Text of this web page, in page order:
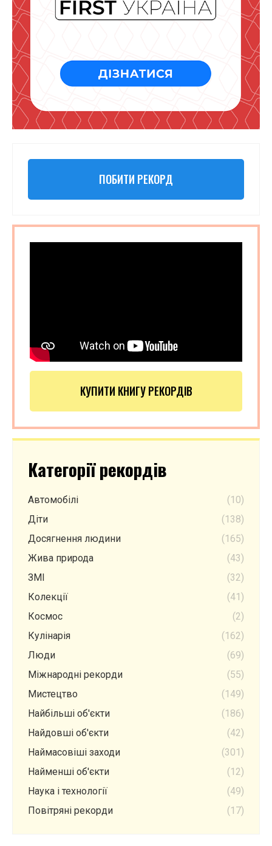
ПОБИТИ РЕКОРД
КУПИТИ КНИГУ РЕКОРДІВ
Категорії рекордів
Автомобілі
(10)
Діти
(138)
Досягнення людини
(165)
Жива природа
(43)
ЗМІ
(32)
Колекції
(41)
Космос
(2)
Кулінарія
(162)
Люди
(69)
Міжнародні рекорди
(55)
Мистецтво
(149)
Найбільші об'єкти
(186)
Найдовші об'єкти
(42)
Наймасовіші заходи
(301)
Найменші об'єкти
(12)
Наука і технології
(49)
Повітряні рекорди
(17)